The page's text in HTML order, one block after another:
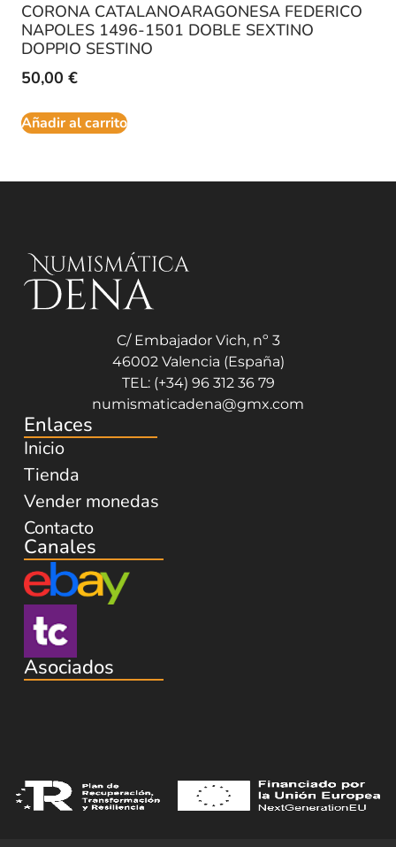
CORONA CATALANOARAGONESA FEDERICO
NAPOLES 1496-1501 DOBLE SEXTINO
DOPPIO SESTINO
50,00 €
Añadir al carrito
C/ Embajador Vich, nº 3
46002 Valencia (España)
TEL: (+34) 96 312 36 79
numismaticadena@gmx.com
Enlaces
Inicio
Tienda
Vender monedas
Contacto
Canales
Asociados